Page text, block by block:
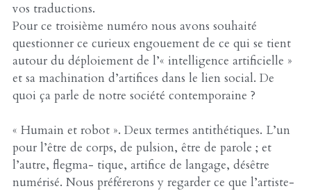
vos traductions.
Pour ce troisième numéro nous avons souhaité
questionner ce curieux engouement de ce qui se tient
autour du déploiement de l’« intelligence artificielle »
et sa machination d’artifices dans le lien social. De
quoi ça parle de notre société contemporaine ?
« Humain et robot ». Deux termes antithétiques. L’un
pour l’être de corps, de pulsion, être de parole ; et
l’autre, flegma- tique, artifice de langage, désêtre
numérisé. Nous préférerons y regarder ce que l’artiste-